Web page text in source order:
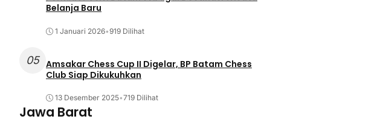
Belanja Baru
1 Januari 2026•919 Dilihat
05 Amsakar Chess Cup II Digelar, BP Batam Chess
Club Siap Dikukuhkan
13 Desember 2025•719 Dilihat
Jawa Barat